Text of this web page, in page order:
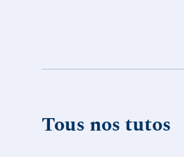
Tous nos tutos